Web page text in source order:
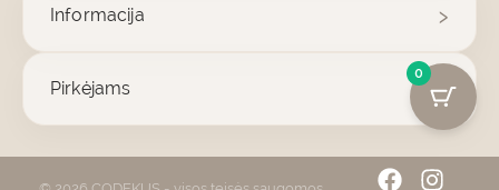
Informacija
Pirkėjams
F
I
0